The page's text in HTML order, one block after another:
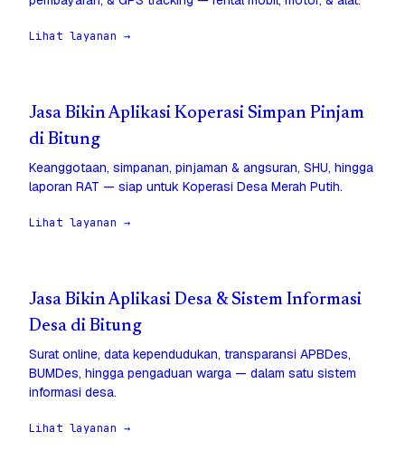
Lihat layanan →
Jasa Bikin Aplikasi Koperasi Simpan Pinjam
di Bitung
Keanggotaan, simpanan, pinjaman & angsuran, SHU, hingga
laporan RAT — siap untuk Koperasi Desa Merah Putih.
Lihat layanan →
Jasa Bikin Aplikasi Desa & Sistem Informasi
Desa di Bitung
Surat online, data kependudukan, transparansi APBDes,
BUMDes, hingga pengaduan warga — dalam satu sistem
informasi desa.
Lihat layanan →